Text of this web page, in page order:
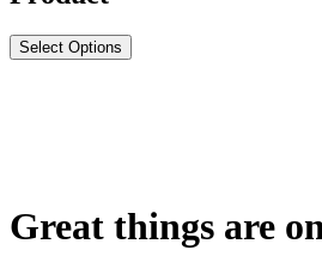
Select Options
Great things are